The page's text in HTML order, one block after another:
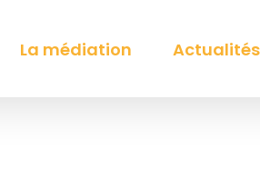
La médiation Actualités